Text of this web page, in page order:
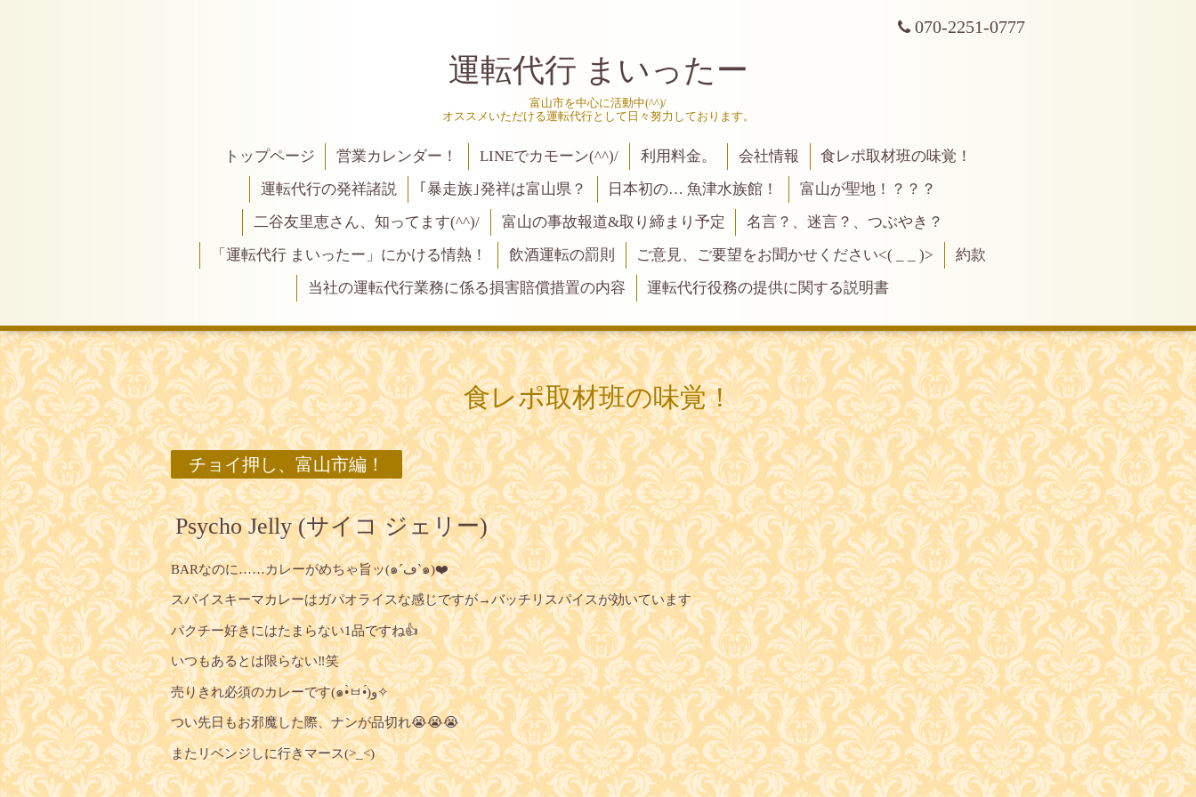
070-2251-0777
運転代行 まいったー
富山市を中心に活動中(^^)/
オススメいただける運転代行として日々努力しております。
トップページ 営業カレンダー！ LINEでカモーン(^^)/ 利用料金。 会社情報
食レポ取材班の味覚！
運転代行の発祥諸説
｢暴走族｣発祥は富山県？ 日本初の… 魚津水族館！
富山が聖地！？？？
二谷友里恵さん、知ってます(^^)/
富山の事故報道&取り締まり予定
名言？、迷言？、つぶやき？
「運転代行 まいったー」にかける情熱！
飲酒運転の罰則 ご意見、ご要望をお聞かせください<( _ _ )>
約款
当社の運転代行業務に係る損害賠償措置の内容
運転代行役務の提供に関する説明書
食レポ取材班の味覚！
チョイ押し、富山市編！
Psycho Jelly (サイコ ジェリー)
BARなのに……カレーがめちゃ旨ッ(๑´ڡ`๑)❤️
スパイスキーマカレーはガパオライスな感じですが→バッチリスパイスが効いています
パクチー好きにはたまらない1品ですね👍
いつもあるとは限らない‼️笑
売りきれ必須のカレーです(๑•̀ㅂ•́)و✧
つい先日もお邪魔した際、ナンが品切れ😭😭😭
またリベンジしに行きマース(>_<)ゞ